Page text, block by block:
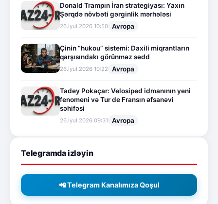
Donald Trampın İran strategiyası: Yaxın
Şərqdə növbəti gərginlik mərhələsi
26.İyul.2026 10:50 Avropa
Çinin “hukou” sistemi: Daxili miqrantların
qarşısındakı görünməz sədd
26.İyul.2026 10:22 Avropa
Tadey Pokaçar: Velosiped idmanının yeni
fenomeni və Tur de Fransın əfsanəvi
səhifəsi
26.İyul.2026 09:31 Avropa
Telegramda izləyin
📲 Telegram Kanalımıza Qoşul